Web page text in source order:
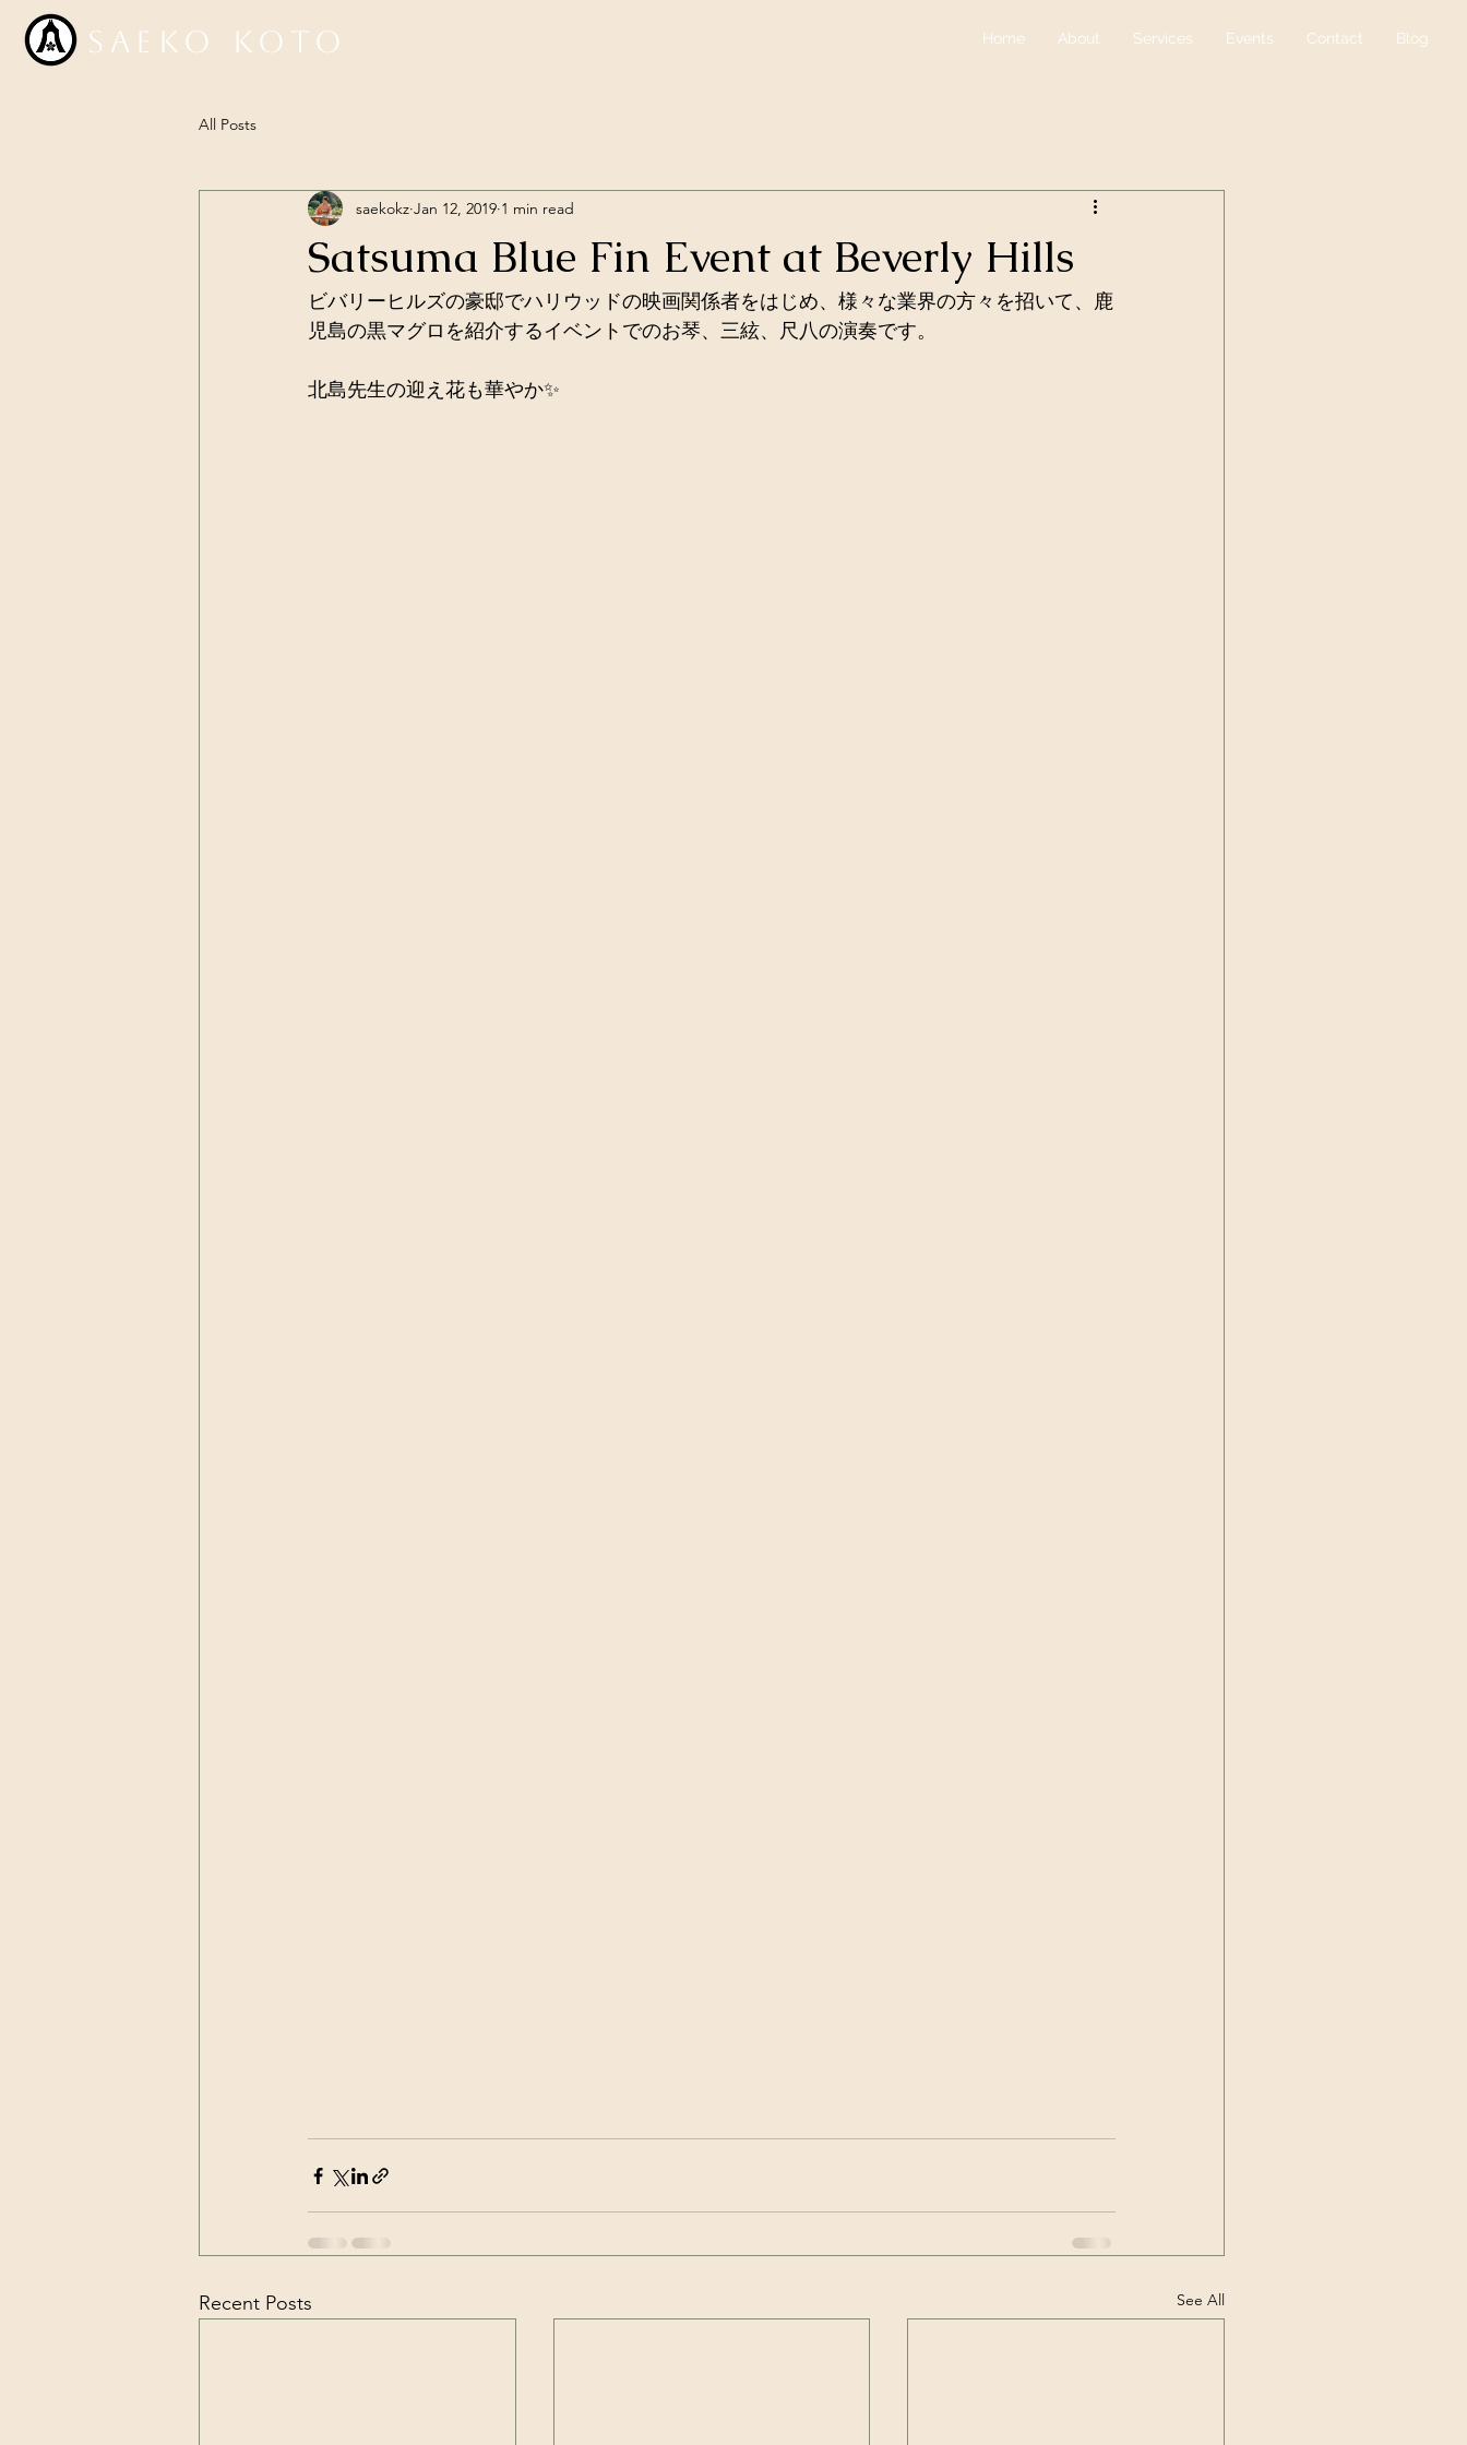
Saeko Koto Home About Services Events Contact Blog
All Posts
Satsuma Blue Fin Event at Beverly Hills
saekokz Jan 12, 2019 1 min read
ビバリーヒルズの豪邸でハリウッドの映画関係者をはじめ、様々な業界の方々を招いて、鹿
児島の黒マグロを紹介するイベントでのお琴、三絃、尺八の演奏です。
北島先生の迎え花も華やか✨
Recent Posts See All